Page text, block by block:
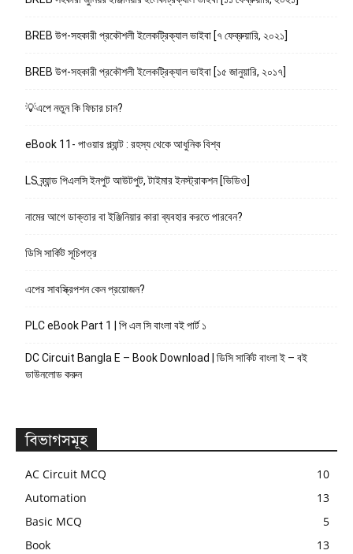
BREB উপ-সহকারী প্রকৌশলী ইলেকট্রিক্যাল ভাইবা [৭ ফেব্রুয়ারি, ২০২১]
BREB উপ-সহকারী প্রকৌশলী ইলেকট্রিক্যাল ভাইবা [১৫ জানুয়ারি, ২০১৭]
💡এপে নতুন কি ফিচার চান?
eBook 11- পাওয়ার প্ল্যান্ট : রহস্য থেকে আধুনিক বিশ্ব
LS ব্র্যান্ড পিএলসি ইনপুট আউটপুট, টাইমার ইনস্ট্রাকশন [ভিডিও]
নামের আগে ডাক্তার বা ইঞ্জিনিয়ার কারা ব্যবহার করতে পারবেন?
ডিসি সার্কিট সূচিপত্র
এপের সাবস্ক্রিপশন কেন প্রয়োজন?
PLC eBook Part 1 | পি এল সি বাংলা বই পার্ট ১
DC Circuit Bangla E – Book Download | ডিসি সার্কিট বাংলা ই – বই
ডাউনলোড করুন
বিভাগসমূহ
AC Circuit MCQ
10
Automation
13
Basic MCQ
5
Book
13